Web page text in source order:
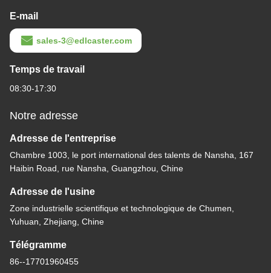
E-mail
sales-3@edlcaster.com
Temps de travail
08:30-17:30
Notre adresse
Adresse de l'entreprise
Chambre 1003, le port international des talents de Nansha, 167
Haibin Road, rue Nansha, Guangzhou, Chine
Adresse de l'usine
Zone industrielle scientifique et technologique de Chumen,
Yuhuan, Zhejiang, Chine
Télégramme
86--17701960455